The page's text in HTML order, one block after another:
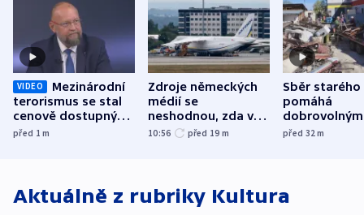
VIDEO
Mezinárodní
terorismus se stal
cenově dostupným,
varuje Bartošek
před 1m
Zdroje německých
médií se
neshodnou, zda v
letadle ohroženém
10:56 před 19 m
Sběr starého
pomáhá
dobrovolným
hasičům
před 32m
Aktuálně z rubriky Kultura